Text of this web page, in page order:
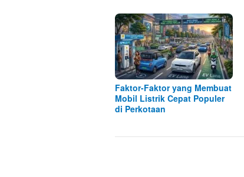
Faktor-Faktor yang Membuat
Mobil Listrik Cepat Populer
di Perkotaan